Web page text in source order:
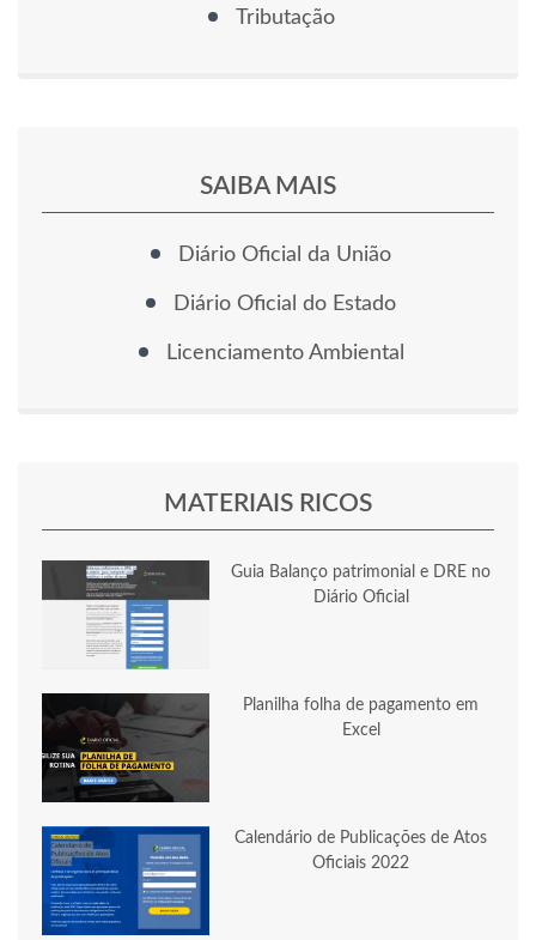
Tributação
SAIBA MAIS
Diário Oficial da União
Diário Oficial do Estado
Licenciamento Ambiental
MATERIAIS RICOS
Guia Balanço patrimonial e DRE no
Diário Oficial
Planilha folha de pagamento em
Excel
Calendário de Publicações de Atos
Oficiais 2022